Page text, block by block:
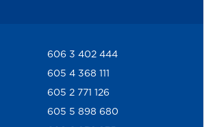
606 3 402 444
605 4 368 111
605 2 771 126
605 5 898 680